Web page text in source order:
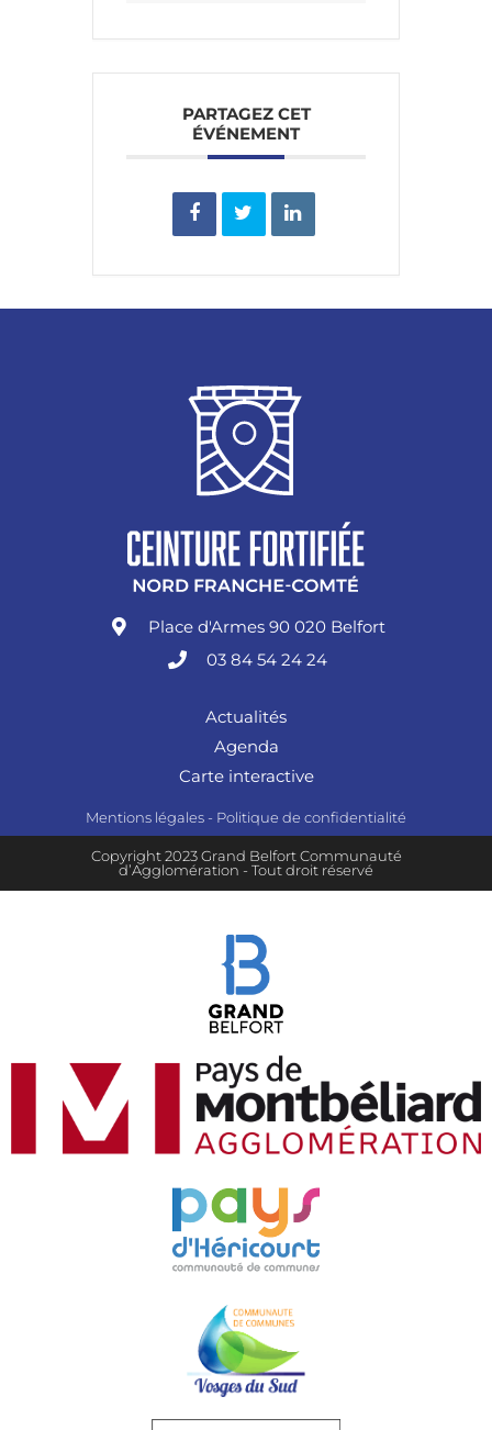
PARTAGEZ CET
ÉVÉNEMENT
Place d'Armes 90 020 Belfort
03 84 54 24 24
Actualités
Agenda
Carte interactive
Mentions légales - Politique de confidentialité
Copyright 2023 Grand Belfort Communauté
d’Agglomération - Tout droit réservé